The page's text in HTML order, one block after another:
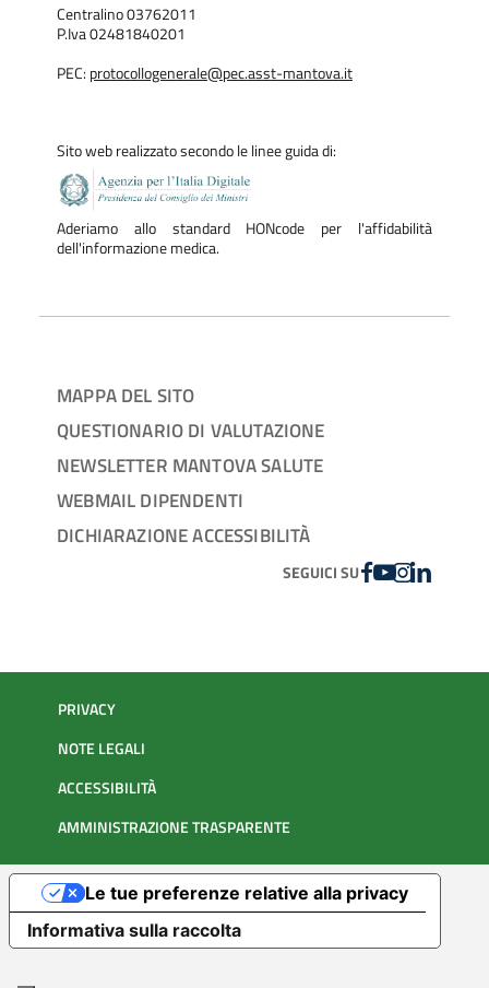
Centralino 03762011
P.Iva 02481840201
PEC: protocollogenerale@pec.asst-mantova.it
Sito web realizzato secondo le linee guida di:
Aderiamo allo standard HONcode per l'affidabilità
dell'informazione medica.
MAPPA DEL SITO
QUESTIONARIO DI VALUTAZIONE
NEWSLETTER MANTOVA SALUTE
WEBMAIL DIPENDENTI
DICHIARAZIONE ACCESSIBILITÀ
SEGUICI SUFACEBOOK
YOUTUBE
INSTAGRAM
LINKEDIN
PRIVACY
NOTE LEGALI
ACCESSIBILITÀ
AMMINISTRAZIONE TRASPARENTE
Informativa sulla raccolta
Le tue preferenze relative alla privacy